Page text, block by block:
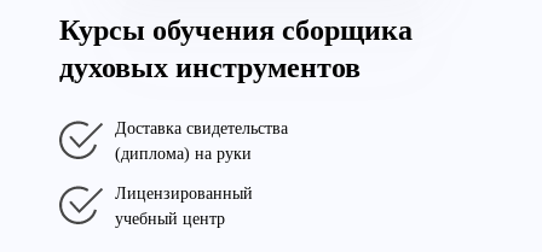
Курсы обучения сборщика
духовых инструментов
Доставка свидетельства
(диплома) на руки
Лицензированный
учебный центр